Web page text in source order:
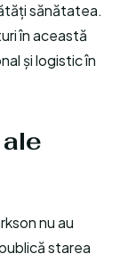
sănătatea.
în această
și logistic în
nu au
starea